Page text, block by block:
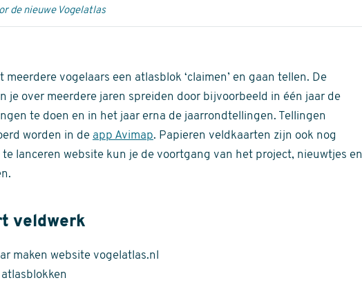
de nieuwe Vogelatlas
vogelaars een atlasblok ‘claimen’ en gaan tellen. De
je over meerdere jaren spreiden door bijvoorbeeld in één jaar de
te doen en in het jaar erna de jaarrondtellingen. Tellingen
worden in de app Avimap. Papieren veldkaarten zijn ook nog
te lanceren website kun je de voortgang van het project, nieuwtjes en
veldwerk
maken website vogelatlas.nl